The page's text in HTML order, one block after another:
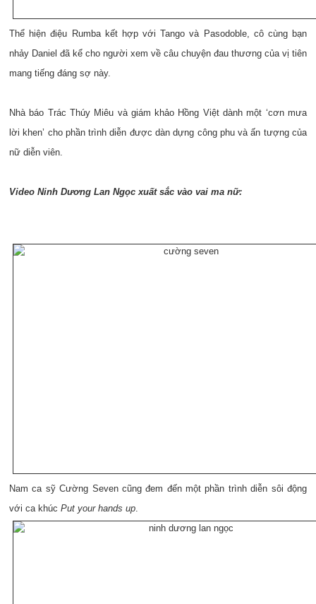
Thể hiện điệu Rumba kết hợp với Tango và Pasodoble, cô cùng bạn
nhảy Daniel đã kể cho người xem về câu chuyện đau thương của vị tiên
mang tiếng đáng sợ này.
Nhà báo Trác Thúy Miêu và giám khảo Hồng Việt dành một ‘cơn mưa
lời khen’ cho phần trình diễn được dàn dựng công phu và ấn tượng của
nữ diễn viên.
Video Ninh Dương Lan Ngọc xuất sắc vào vai ma nữ:
Nam ca sỹ Cường Seven cũng đem đến một phần trình diễn sôi động
với ca khúc Put your hands up.